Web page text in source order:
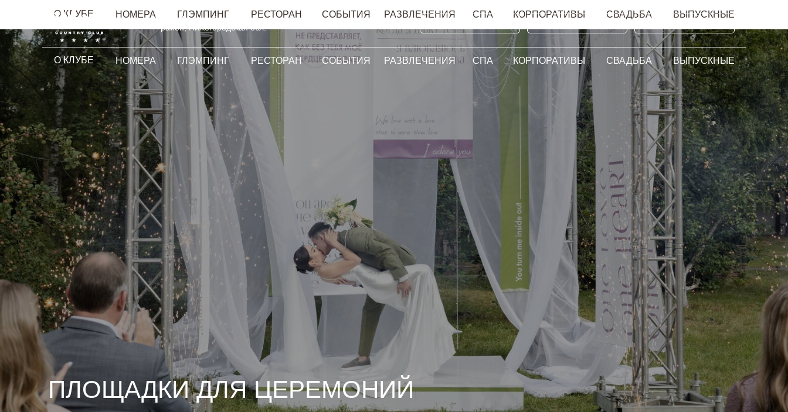
О КЛУБЕ НОМЕРА СОБЫТИЯ СПА КОРПОРАТИВЫ СВАДЬБА ВЫПУСКНЫЕ
ГЛЭМПИНГ РАЗВЛЕЧЕНИЯ
РЕСТОРАН
О КЛУБЕ НОМЕРА СОБЫТИЯ СПА КОРПОРАТИВЫ СВАДЬБА ВЫПУСКНЫЕ
ГЛЭМПИНГ РАЗВЛЕЧЕНИЯ
РЕСТОРАН
пос. Ильино, Володарский
район, Нижегородская обл.
ПЛОЩАДКИ ДЛЯ ЦЕРЕМОНИЙ